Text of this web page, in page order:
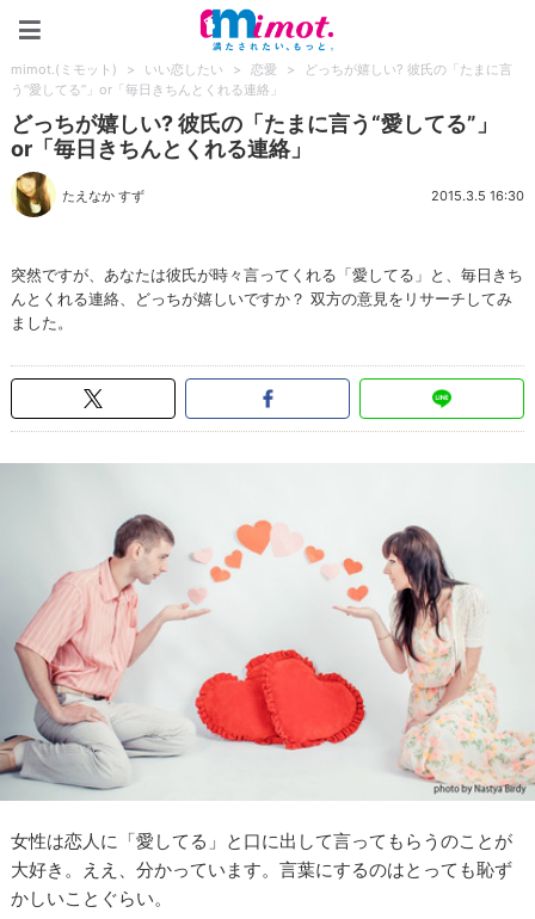
mimot.(ミモット) > いい恋したい > 恋愛 >
どっちが嬉しい? 彼氏の「たまに言
う“愛してる”」or「毎日きちんとくれる連絡」
どっちが嬉しい? 彼氏の「たまに言う“愛してる”」
or「毎日きちんとくれる連絡」
たえなか すず 2015.3.5 16:30
突然ですが、あなたは彼氏が時々言ってくれる「愛してる」と、毎日きち
んとくれる連絡、どっちが嬉しいですか？ 双方の意見をリサーチしてみ
ました。
女性は恋人に「愛してる」と口に出して言ってもらうのことが
大好き。ええ、分かっています。言葉にするのはとっても恥ず
かしいことぐらい。